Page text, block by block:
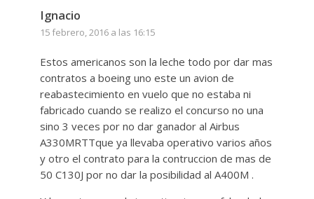
Ignacio
15 febrero, 2016 a las 16:15
Estos americanos son la leche todo por dar mas
contratos a boeing uno este un avion de
reabastecimiento en vuelo que no estaba ni
fabricado cuando se realizo el concurso no una
sino 3 veces por no dar ganador al Airbus
A330MRTTque ya llevaba operativo varios años
y otro el contrato para la contruccion de mas de
50 C130J por no dar la posibilidad al A400M .